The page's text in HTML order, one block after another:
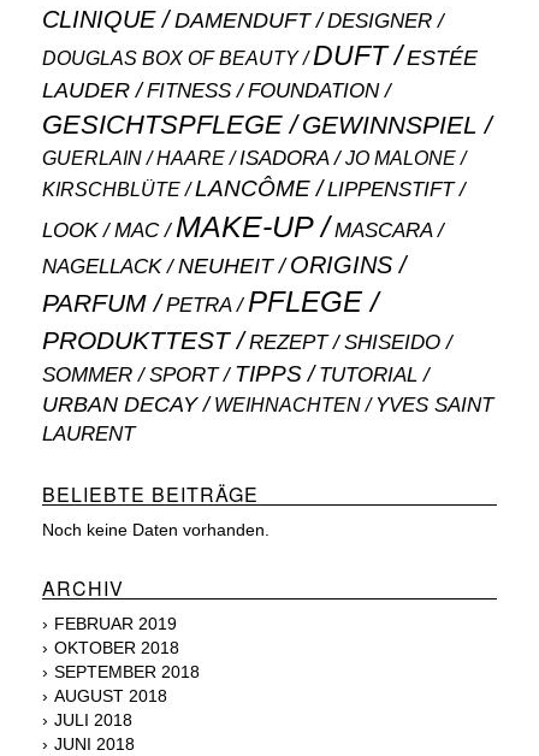
CLINIQUE DAMENDUFT DESIGNER
DOUGLAS BOX OF BEAUTY DUFT
ESTÉE
LAUDER
FITNESS FOUNDATION
GESICHTSPFLEGE GEWINNSPIEL
GUERLAIN HAARE ISADORA JO MALONE
KIRSCHBLÜTE LANCÔME LIPPENSTIFT
LOOK MAC MAKE-UP MASCARA
NAGELLACK NEUHEIT ORIGINS
PARFUM PETRA PFLEGE
PRODUKTTEST REZEPT SHISEIDO
SOMMER SPORT TIPPS TUTORIAL
URBAN DECAY WEIHNACHTEN
YVES SAINT
LAURENT
BELIEBTE BEITRÄGE
Noch keine Daten vorhanden.
ARCHIV
FEBRUAR 2019
OKTOBER 2018
SEPTEMBER 2018
AUGUST 2018
JULI 2018
JUNI 2018